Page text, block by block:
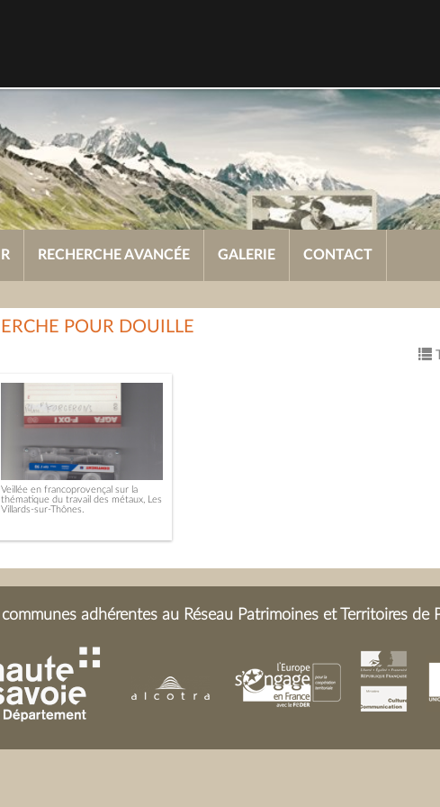
RECHERCHE AVANCÉE GALERIE CONTACT
POUR DOUILLE
Veillée en francoprovençal sur la
thématique du travail des métaux, Les
Villards-sur-Thônes.
adhérentes au Réseau Patrimoines et Territoires